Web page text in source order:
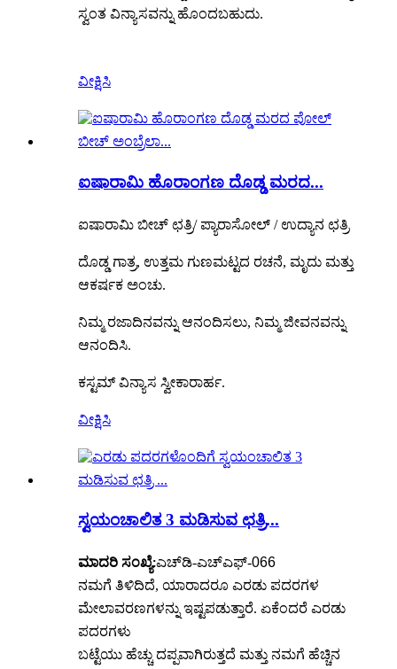
ಸ್ವಂತ ವಿನ್ಯಾಸವನ್ನು ಹೊಂದಬಹುದು.
ವೀಕ್ಷಿಸಿ
ಐಷಾರಾಮಿ ಹೊರಾಂಗಣ ದೊಡ್ಡ ಮರದ...
ಐಷಾರಾಮಿ ಬೀಚ್ ಛತ್ರಿ/ ಪ್ಯಾರಾಸೋಲ್ / ಉದ್ಯಾನ ಛತ್ರಿ
ದೊಡ್ಡ ಗಾತ್ರ, ಉತ್ತಮ ಗುಣಮಟ್ಟದ ರಚನೆ, ಮೃದು ಮತ್ತು
ಆಕರ್ಷಕ ಅಂಚು.
ನಿಮ್ಮ ರಜಾದಿನವನ್ನು ಆನಂದಿಸಲು, ನಿಮ್ಮ ಜೀವನವನ್ನು
ಆನಂದಿಸಿ.
ಕಸ್ಟಮ್ ವಿನ್ಯಾಸ ಸ್ವೀಕಾರಾರ್ಹ.
ವೀಕ್ಷಿಸಿ
ಸ್ವಯಂಚಾಲಿತ 3 ಮಡಿಸುವ ಛತ್ರಿ...
ಮಾದರಿ ಸಂಖ್ಯೆ:ಎಚ್‌ಡಿ-ಎಚ್‌ಎಫ್-066
ನಮಗೆ ತಿಳಿದಿದೆ, ಯಾರಾದರೂ ಎರಡು ಪದರಗಳ
ಮೇಲಾವರಣಗಳನ್ನು ಇಷ್ಟಪಡುತ್ತಾರೆ. ಏಕೆಂದರೆ ಎರಡು
ಪದರಗಳು
ಬಟ್ಟೆಯು ಹೆಚ್ಚು ದಪ್ಪವಾಗಿರುತ್ತದೆ ಮತ್ತು ನಮಗೆ ಹೆಚ್ಚಿನ